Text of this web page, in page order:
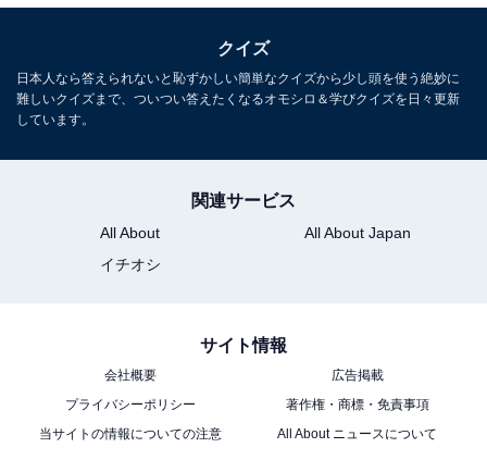
クイズ
日本人なら答えられないと恥ずかしい簡単なクイズから少し頭を使う絶妙に
難しいクイズまで、ついつい答えたくなるオモシロ＆学びクイズを日々更新
しています。
関連サービス
All About
All About Japan
イチオシ
サイト情報
会社概要
広告掲載
プライバシーポリシー
著作権・商標・免責事項
当サイトの情報についての注意
All About ニュースについて